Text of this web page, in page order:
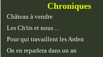
Chroniques
Château à vendre
Les Ch'tis et nous ...
Pour qui travaillent les Arden
On en reparlera dans un an